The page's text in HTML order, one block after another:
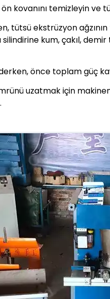
kovanını temizleyin ve
tütsü ekstrüzyon
kum, çakıl,
önce toplam güç
uzatmak için